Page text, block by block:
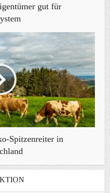
gut für
Spitzenreiter in